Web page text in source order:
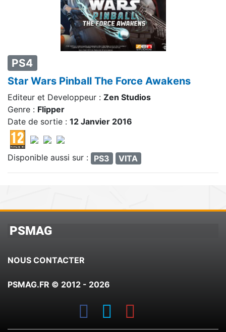
PS4
Star Wars Pinball The Force Awakens
Editeur et Developpeur : Zen Studios
Genre : Flipper
Date de sortie : 12 Janvier 2016
Disponible aussi sur : PS3 VITA
PSMAG
NOUS CONTACTER
PSMAG.FR © 2012 - 2026